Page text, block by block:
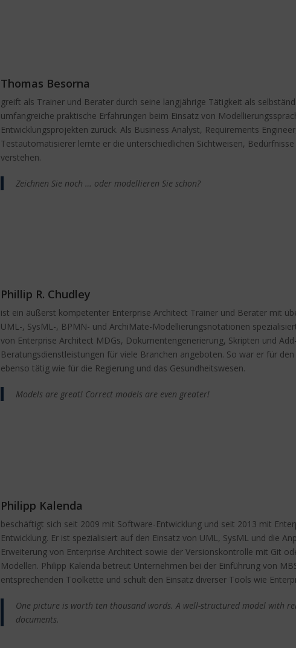
Thomas Besorna
greift als Trainer und Berater durch seine langjährige Tätigkeit als
umfangreiche praktische Erfahrungen beim Einsatz von
Entwicklungsprojekten zurück. Als Business Analyst, Requirements
Testautomatisierer lernte er die unterschiedlichen Sichtweisen,
verstehen.
Zeichnen Sie noch … oder modellieren Sie schon?
Phillip R. Chudley
ist ein äußerst kompetenter Enterprise Architect Trainer und Berater mit
UML-, SysML-, BPMN- und ArchiMate-Modellierungsnotationen
von Enterprise Architect MDGs, Dokumentengenerierung, Skripten und
Beratungsdienstleistungen für viele Branchen angeboten. So war er für
ebenso tätig wie für die Regierung und das Gesundheitswesen.
Models are great! Correct models are even greater!
Philipp Kalenda
beschäftigt sich seit 2009 mit Software-Entwicklung und seit 2013 mit
Entwicklung. Er ist spezialisiert auf den Einsatz von UML, SysML und die
Erweiterung von Enterprise Architect sowie der Versionskontrolle mit Git
Modellen. Philipp Kalenda betreut Unternehmen bei der Einführung von
entsprechenden Toolkette und schult den Einsatz diverser Tools wie
One picture is worth ten thousand words. A well-structured model with
documents.